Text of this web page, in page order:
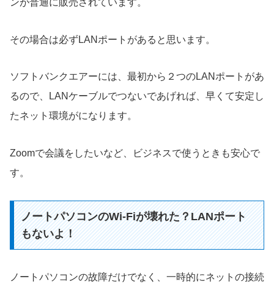
その場合は必ずLANポートがあると思います。
ソフトバンクエアーには、最初から２つのLANポートがあ
るので、LANケーブルでつないであげれば、早くて安定し
たネット環境がになります。
Zoomで会議をしたいなど、ビジネスで使うときも安心で
す。
ノートパソコンのWi-Fiが壊れた？LANポート
もないよ！
ノートパソコンの故障だけでなく、一時的にネットの接続